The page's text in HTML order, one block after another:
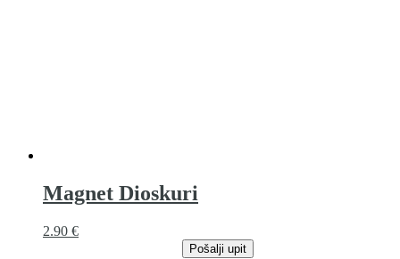
Magnet Dioskuri
2.90 €
Pošalji upit